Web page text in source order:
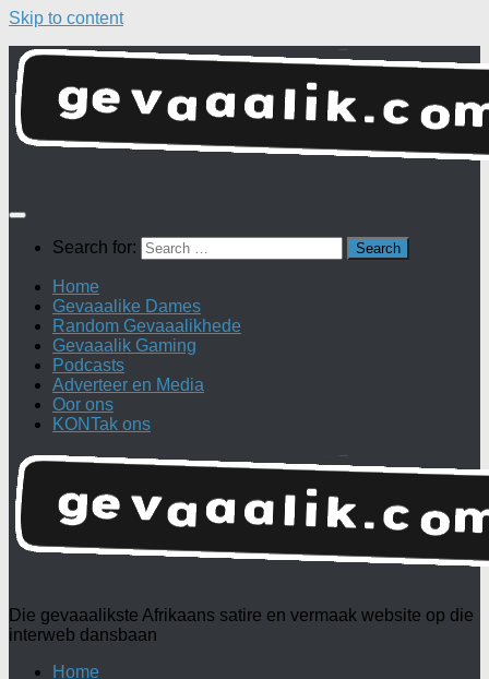
Skip to content
Search for:
Home
Gevaaalike Dames
Random Gevaaalikhede
Gevaaalik Gaming
Podcasts
Adverteer en Media
Oor ons
KONTak ons
Die gevaaalikste Afrikaans satire en vermaak website op die
interweb dansbaan
Home